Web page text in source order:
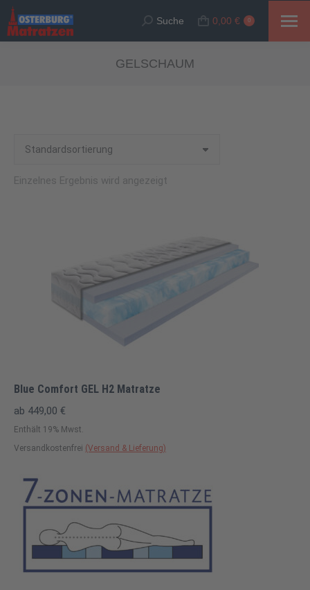
Suche:
Suche 0,00 € 0
GELSCHAUM
Einzelnes Ergebnis wird angezeigt
Blue Comfort GEL H2 Matratze
ab 449,00 €
Enthält 19% Mwst.
Versandkostenfrei (Versand & Lieferung)